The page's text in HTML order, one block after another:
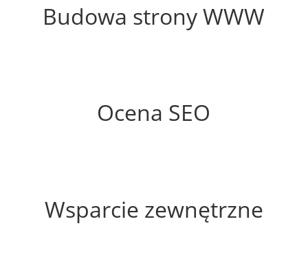
Budowa strony WWW
Ocena SEO
Wsparcie zewnętrzne